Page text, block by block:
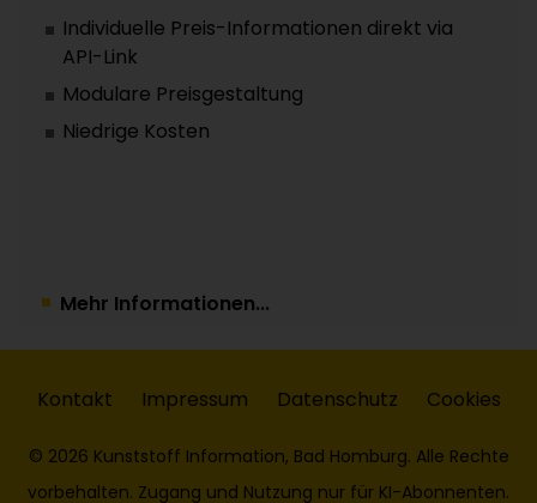
Individuelle Preis-Informationen direkt via
API-Link
Modulare Preisgestaltung
Niedrige Kosten
Mehr Informationen...
Kontakt Impressum Datenschutz Cookies
© 2026 Kunststoff Information, Bad Homburg. Alle Rechte
vorbehalten. Zugang und Nutzung nur für KI-Abonnenten.